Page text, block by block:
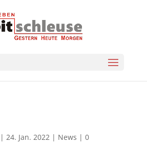
| 24. Jan. 2022| News | 0